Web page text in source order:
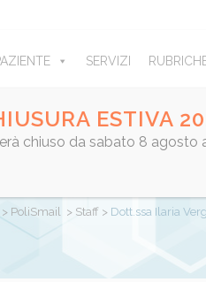
SERVIZI
PoliSmail > Staff > Dott.ssa Ilaria
ESTIVA
chiuso da sabato 8 agosto